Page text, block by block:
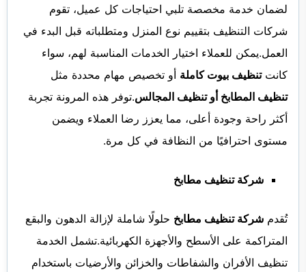
لضمان خدمة مخصصة تلبي احتياجات كل عميل، تقوم
شركات التنظيف بتقييم نوع المنزل ومتطلباته قبل البدء في
العمل.يمكن للعملاء اختيار الخدمات المناسبة لهم، سواء
كانتتنظيف بيوت كاملة أو تخصيص مهام محددة مثل
تنظيف المطابخ أو تنظيف المجالس.توفر هذه المرونة تجربة
أكثر راحة وجودة أعلى، مما يعزز رضا العملاء ويضمن
مستوى احترافيًا من النظافة في كل مرة.
شركة تنظيف مطابخ
تُقدم شركة تنظيف مطابخ حلولًا شاملة لإزالة الدهون والبقع
المتراكمة على الأسطح والأجهزة الكهربائية.تشمل الخدمة
تنظيف الأفران والشفاطات والخزائن والأرضيات باستخدام